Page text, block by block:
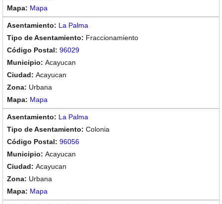
Mapa
La Palma
Fraccionamiento
96029
Acayucan
Acayucan
Urbana
Mapa
La Palma
Colonia
96056
Acayucan
Acayucan
Urbana
Mapa